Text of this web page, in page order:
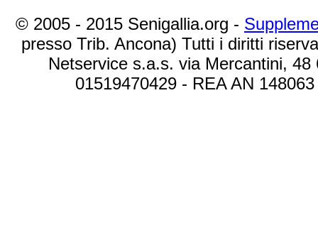
© 2005 - 2015 Senigallia.org -
presso Trib. Ancona) Tutti i diritti
Netservice s.a.s. via Mercantini,
01519470429 - REA AN